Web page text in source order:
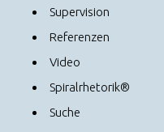
Supervision
Referenzen
Video
Spiralrhetorik®
Suche